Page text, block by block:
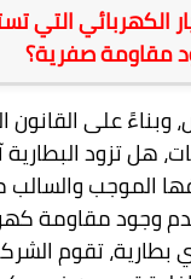
الكهربائي التي
مقاومة صفرية؟
وبناءً على القانون
هل تزود البطارية
الموجب
وجود مقاومة
بطارية، تقوم